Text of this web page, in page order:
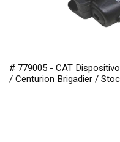
# 779005 - CAT
/ Centurion Brigadier /